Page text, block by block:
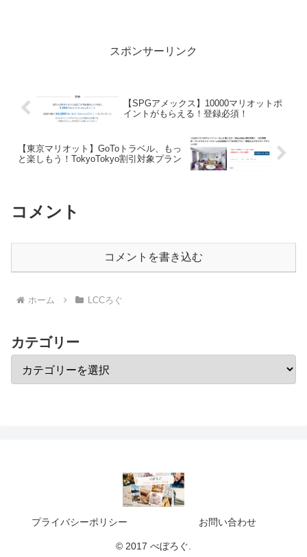
スポンサーリンク
【SPGアメックス】10000マリオットポ
イントがもらえる！登録必須！
【東京マリオット】GoToトラベル、もっ
と楽しもう！TokyoTokyo割引対象プラン
コメント
コメントを書き込む
ホーム LCCろぐ
カテゴリー
プライバシーポリシー お問い合わせ
© 2017 べぼろぐ.